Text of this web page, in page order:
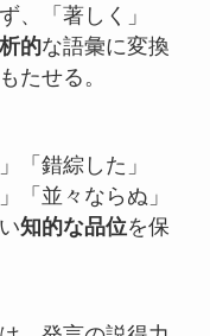
、「著しく」
的な語彙に変換
たせる。
「錯綜した」
「並々ならぬ」
知的な品位を保